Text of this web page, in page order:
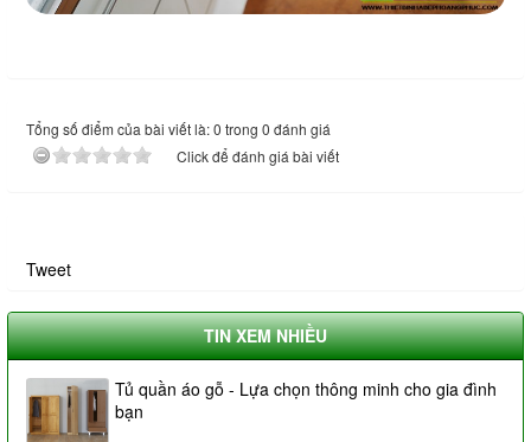
Tổng số điểm của bài viết là: 0 trong 0 đánh giá
Click để đánh giá bài viết
Tweet
TIN XEM NHIỀU
Tủ quần áo gỗ - Lựa chọn thông minh cho gia đình
bạn